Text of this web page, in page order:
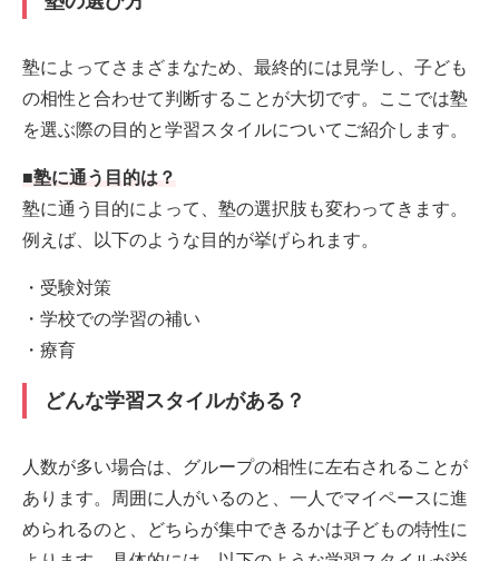
塾によってさまざまなため、最終的には見学し、子ども
の相性と合わせて判断することが大切です。ここでは塾
を選ぶ際の目的と学習スタイルについてご紹介します。
■塾に通う目的は？
塾に通う目的によって、塾の選択肢も変わってきます。
例えば、以下のような目的が挙げられます。
・受験対策
・学校での学習の補い
・療育
どんな学習スタイルがある？
人数が多い場合は、グループの相性に左右されることが
あります。周囲に人がいるのと、一人でマイペースに進
められるのと、どちらが集中できるかは子どもの特性に